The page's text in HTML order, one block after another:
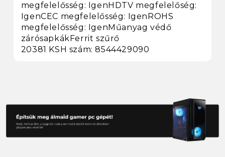
megfelelősség: IgenHDTV megfelelőség:
IgenCEC megfelelősség: IgenROHS
megfelelősség: IgenMűanyag védő
zárósapkákFerrit szűrő
20381 KSH szám: 8544429090